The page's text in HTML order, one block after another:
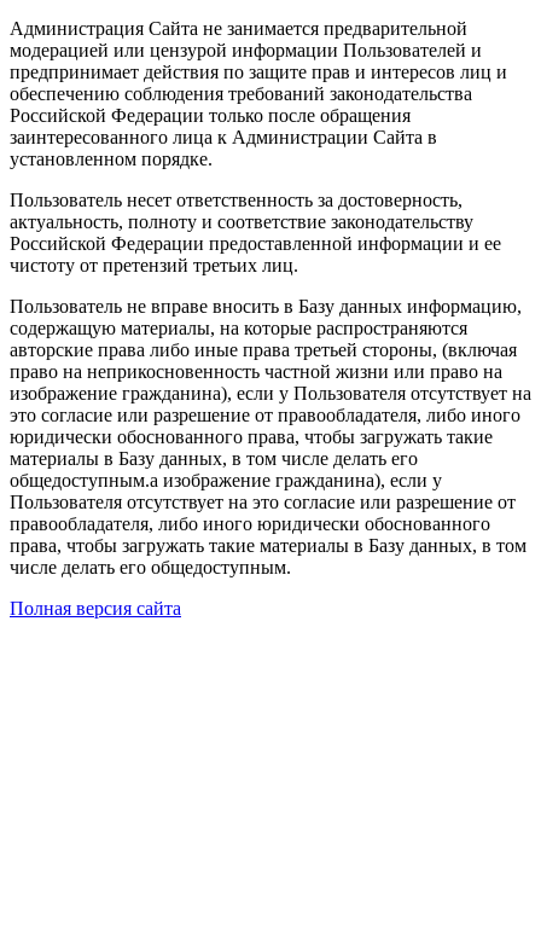
Администрация Сайта не занимается предварительной
модерацией или цензурой информации Пользователей и
предпринимает действия по защите прав и интересов лиц и
обеспечению соблюдения требований законодательства
Российской Федерации только после обращения
заинтересованного лица к Администрации Сайта в
установленном порядке.
Пользователь несет ответственность за достоверность,
актуальность, полноту и соответствие законодательству
Российской Федерации предоставленной информации и ее
чистоту от претензий третьих лиц.
Пользователь не вправе вносить в Базу данных информацию,
содержащую материалы, на которые распространяются
авторские права либо иные права третьей стороны, (включая
право на неприкосновенность частной жизни или право на
изображение гражданина), если у Пользователя отсутствует на
это согласие или разрешение от правообладателя, либо иного
юридически обоснованного права, чтобы загружать такие
материалы в Базу данных, в том числе делать его
общедоступным.а изображение гражданина), если у
Пользователя отсутствует на это согласие или разрешение от
правообладателя, либо иного юридически обоснованного
права, чтобы загружать такие материалы в Базу данных, в том
числе делать его общедоступным.
Полная версия сайта